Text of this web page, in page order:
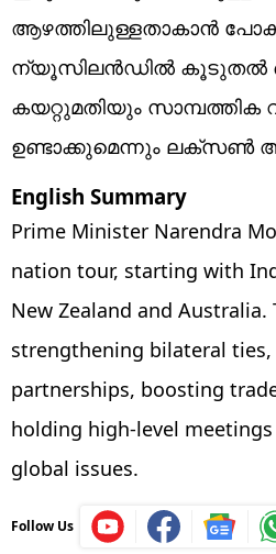
ആഴത്തിലുള്ളതാകാന്‍
ന്യൂസിലന്‍ഡില്‍ കൂടുതല്‍
കയറ്റുമതിയും സാമ്പത്തിക
ഉണ്ടാക്കുമെന്നും ലക്‌സണ്‍
English Summary
Prime Minister Narendra
nation tour, starting with
New Zealand and
strengthening bilateral
partnerships, boosting
holding high-level
global issues.
Follow Us